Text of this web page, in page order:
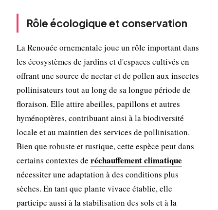
Rôle écologique et conservation
La Renouée ornementale joue un rôle important dans
les écosystèmes de jardins et d'espaces cultivés en
offrant une source de nectar et de pollen aux insectes
pollinisateurs tout au long de sa longue période de
floraison. Elle attire abeilles, papillons et autres
hyménoptères, contribuant ainsi à la biodiversité
locale et au maintien des services de pollinisation.
Bien que robuste et rustique, cette espèce peut dans
certains contextes de réchauffement climatique
nécessiter une adaptation à des conditions plus
sèches. En tant que plante vivace établie, elle
participe aussi à la stabilisation des sols et à la